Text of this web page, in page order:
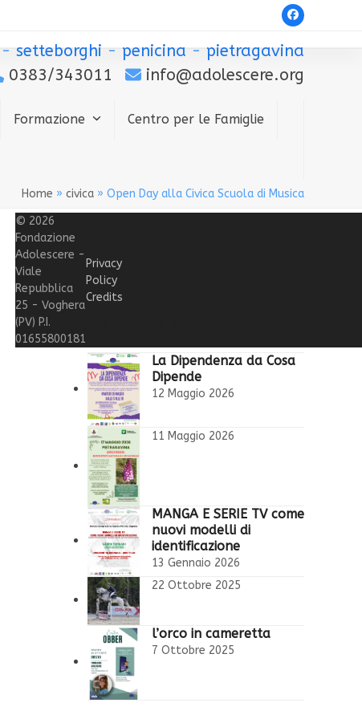
Facebook
- setteborghi - penicina - pietragavina
0383/343011
info@adolescere.org
Formazione Centro per le Famiglie
Home » civica » Open Day alla Civica Scuola di Musica
La nostra pagina Facebook
La Dipendenza da Cosa
Dipende
12 Maggio 2026
11 Maggio 2026
MANGA E SERIE TV come
nuovi modelli di
identificazione
13 Gennaio 2026
22 Ottobre 2025
l’orco in cameretta
7 Ottobre 2025
© 2026
Fondazione
Adolescere -
Viale
Repubblica
25 - Voghera
(PV) P.I.
01655800181
Privacy
Policy
Credits